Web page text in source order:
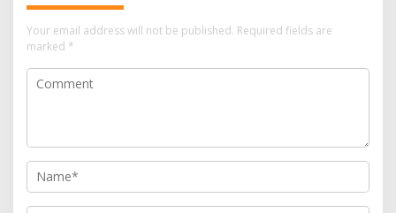
Your email address will not be published. Required fields are
marked *